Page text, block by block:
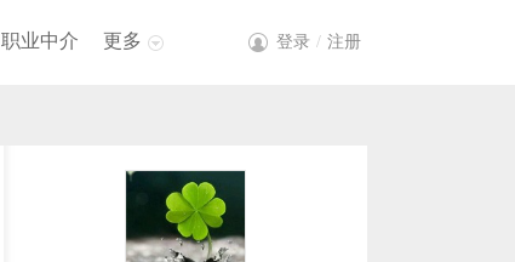
职业中介 更多 登录 / 注册